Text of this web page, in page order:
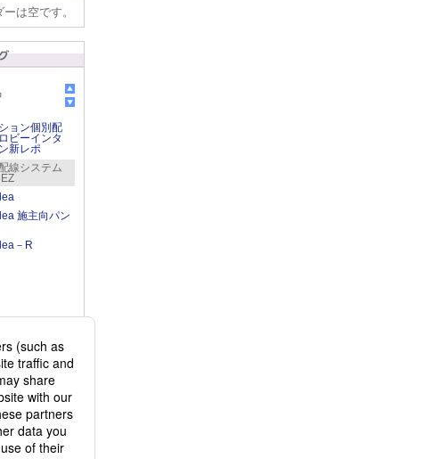
は空です。
ョン個別配
ビーインタ
新レポ
線システム
施主向パン
－R